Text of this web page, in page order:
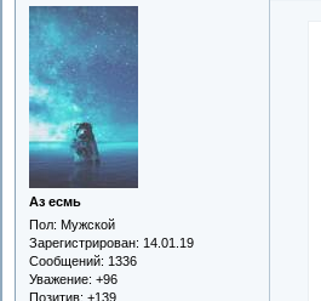
Аз есмь
Пол: Мужской
Зарегистрирован: 14.01.19
Сообщений: 1336
Уважение: +96
Позитив: +139